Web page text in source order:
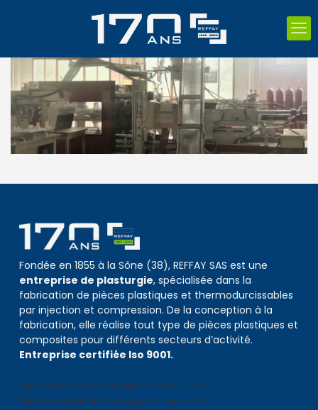
Fondée en 1855 à la Sône (38), REFFAY SAS est une
entreprise de plasturgie, spécialisée dans la
fabrication de pièces plastiques et thermodurcissables
par injection et compression. De la conception à la
fabrication, elle réalise tout type de pièces plastiques et
composites pour différents secteurs d’activité.
Entreprise certifiée Iso 9001.
Fabricant pièces plastiques industrielles
Fabrication pièce plastique sur mesure